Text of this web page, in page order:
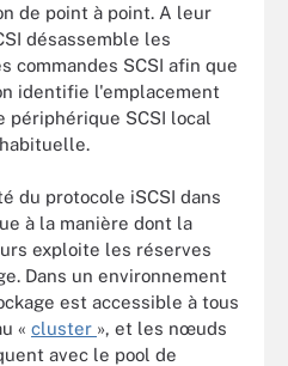
de point à point. A leur
désassemble les
commandes SCSI afin que
identifie l'emplacement
périphérique SCSI local
du protocole iSCSI dans
à la manière dont la
exploite les réserves
Dans un environnement
est accessible à tous
« cluster », et les nœuds
avec le pool de